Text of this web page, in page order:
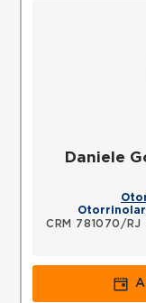
Daniele
CRM 781070/RJ